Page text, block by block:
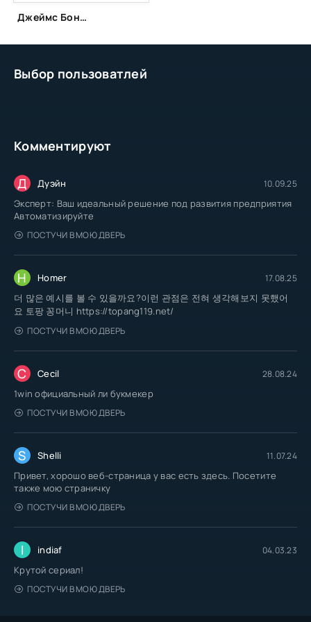
Выбор пользоватлей
Комментируют
Д Дуэйн 10.09.25
Эксперт: Ваш идеальный решение под развития предприятия
Автоматизируйте
ПОСТУЧИ В МОЮ ДВЕРЬ
H Homer 17.08.25
더 많은 예시를 볼 수 있을까요?이런 관점은 전혀 생각해보지 못했어
요 토팡 꽁머니 https://topang119.net/
ПОСТУЧИ В МОЮ ДВЕРЬ
C Cecil 28.08.24
1win официальный ли букмекер
ПОСТУЧИ В МОЮ ДВЕРЬ
S Shelli 11.07.24
Привет, хорошо веб-страница у вас есть здесь. Посетите
также мою страничку
ПОСТУЧИ В МОЮ ДВЕРЬ
I indiaf 04.03.23
Крутой сериал!
ПОСТУЧИ В МОЮ ДВЕРЬ
Джеймс Бонд (2015)